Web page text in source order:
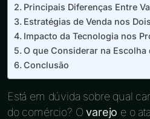
Principais Diferenças Entre
Estratégias de Venda nos
Impacto da Tecnologia nos
O que Considerar na Escolha
Conclusão
Está em dúvida sobre qual
do comércio? Ovarejo e o